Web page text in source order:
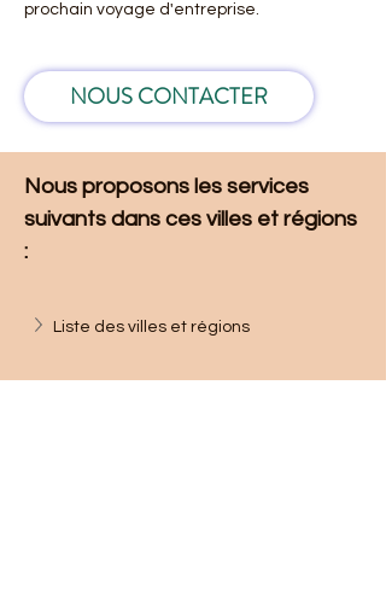
prochain voyage d'entreprise.
NOUS CONTACTER
Nous proposons les services
suivants dans ces villes et régions
:
Liste des villes et régions